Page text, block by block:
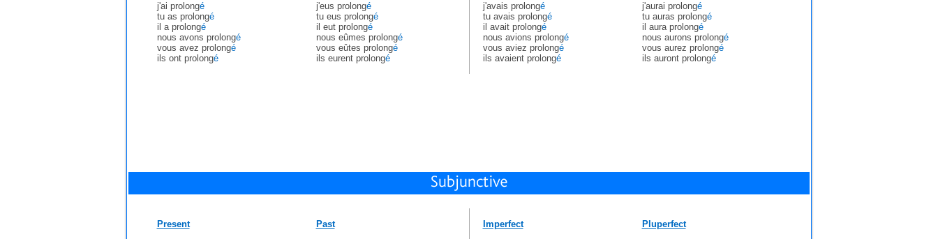
j'ai prolongé
tu as prolongé
il a prolongé
nous avons prolongé
vous avez prolongé
ils ont prolongé
j'eus prolongé
tu eus prolongé
il eut prolongé
nous eûmes prolongé
vous eûtes prolongé
ils eurent prolongé
j'avais prolongé
tu avais prolongé
il avait prolongé
nous avions prolongé
vous aviez prolongé
ils avaient prolongé
j'aurai prolongé
tu auras prolongé
il aura prolongé
nous aurons prolongé
vous aurez prolongé
ils auront prolongé
Present
Past
Imperfect
Pluperfect